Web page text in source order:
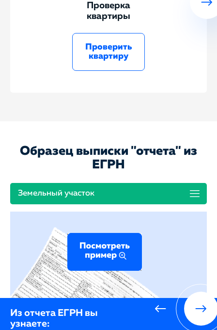
Проверка
квартиры
Проверить
квартиру
Образец выписки "отчета" из
ЕГРН
Земельный участок
Из отчета ЕГРН вы
узнаете: